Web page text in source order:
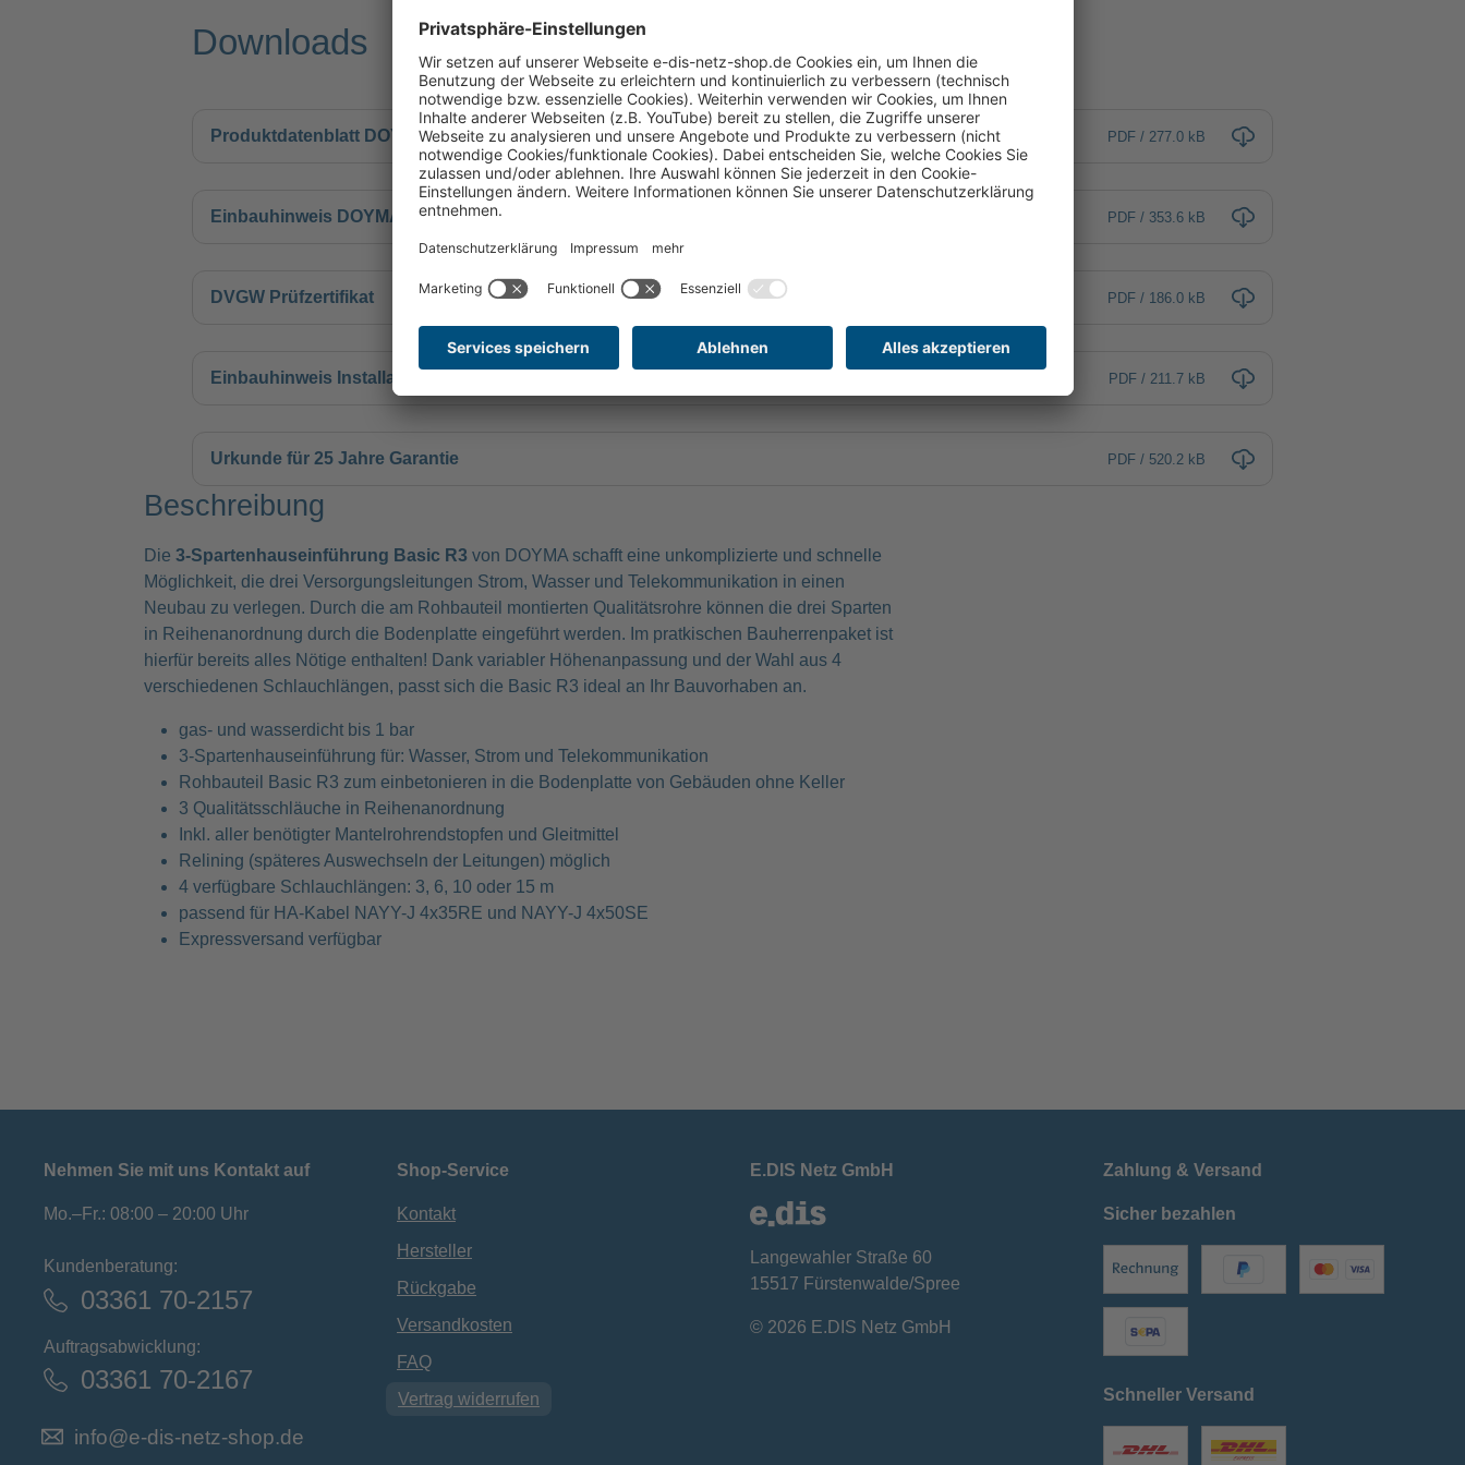
Downloads
Produktdatenblatt DOYMA Basic R2, R3, R5 PDF / 277.0 kB
Einbauhinweis DOYMA R2, R3, R5 PDF / 353.6 kB
DVGW Prüfzertifikat PDF / 186.0 kB
Einbauhinweis Installationsteil PDF / 211.7 kB
Urkunde für 25 Jahre Garantie PDF / 520.2 kB
Beschreibung
Die 3-Spartenhauseinführung Basic R3 von DOYMA schafft eine unkomplizierte und schnelle
Möglichkeit, die drei Versorgungsleitungen Strom, Wasser und Telekommunikation in einen
Neubau zu verlegen. Durch die am Rohbauteil montierten Qualitätsrohre können die drei Sparten
in Reihenanordnung durch die Bodenplatte eingeführt werden. Im pratkischen Bauherrenpaket ist
hierfür bereits alles Nötige enthalten! Dank variabler Höhenanpassung und der Wahl aus 4
verschiedenen Schlauchlängen, passt sich die Basic R3 ideal an Ihr Bauvorhaben an.
gas- und wasserdicht bis 1 bar
3-Spartenhauseinführung für: Wasser, Strom und Telekommunikation
Rohbauteil Basic R3 zum einbetonieren in die Bodenplatte von Gebäuden ohne Keller
3 Qualitätsschläuche in Reihenanordnung
Inkl. aller benötigter Mantelrohrendstopfen und Gleitmittel
Relining (späteres Auswechseln der Leitungen) möglich
4 verfügbare Schlauchlängen: 3, 6, 10 oder 15 m
passend für HA-Kabel NAYY-J 4x35RE und NAYY-J 4x50SE
Expressversand verfügbar
Nehmen Sie mit uns Kontakt auf
Mo.–Fr.: 08:00 – 20:00 Uhr
Kundenberatung:
03361 70-2157
Auftragsabwicklung:
03361 70-2167
info@e-dis-netz-shop.de
Shop-Service
Kontakt
Hersteller
Rückgabe
Versandkosten
FAQ
Vertrag widerrufen
E.DIS Netz GmbH
Langewahler Straße 60
15517 Fürstenwalde/Spree
© 2026 E.DIS Netz GmbH
Zahlung & Versand
Sicher bezahlen
Schneller Versand